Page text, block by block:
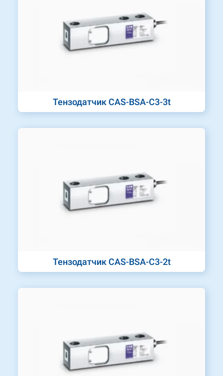
Тензодатчик CAS-BSA-C3-3t
Тензодатчик CAS-BSA-C3-2t